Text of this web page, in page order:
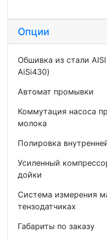
Опции
Обшивка из стали
AiSi430)
Автомат промывки
Коммутация насоса
молока
Полировка
Усиленный
дойки
Система измерения
тензодатчиках
Габариты по заказу